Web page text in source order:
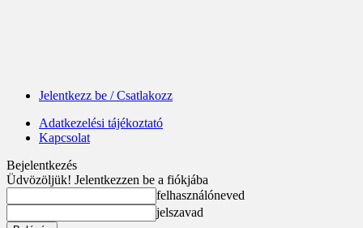
Jelentkezz be / Csatlakozz
Adatkezelési tájékoztató
Kapcsolat
Bejelentkezés
Üdvözöljük! Jelentkezzen be a fiókjába
felhasználóneved
jelszavad